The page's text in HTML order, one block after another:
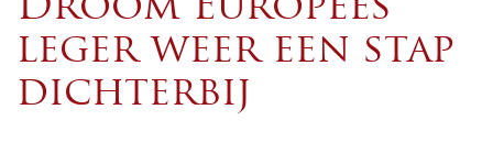
Droom Europees
leger weer een stap
dichterbij